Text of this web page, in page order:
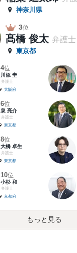
神奈川県
3位
髙橋 俊太 弁護士
東京都
4位
川添 圭
弁護士
大阪府
6位
泉 亮介
弁護士
東京都
8位
大橋 卓生
弁護士
東京都
10位
小杉 和
弁護士
京都府
もっと見る